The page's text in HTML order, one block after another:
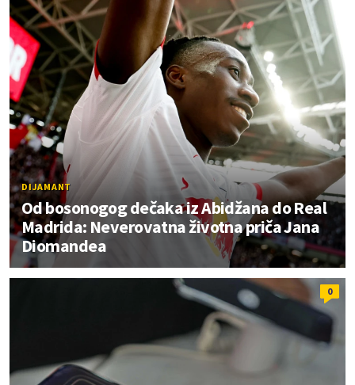
DIJAMANT
Od bosonogog dečaka iz Abidžana do Real
Madrida: Neverovatna životna priča Jana
Diomandea
0